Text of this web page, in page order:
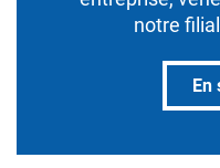
notre
En